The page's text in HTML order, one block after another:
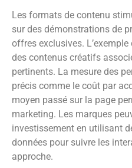
Les formats de contenu
sur des démonstrations de
offres exclusives.
des contenus créatifs
pertinents. La mesure des
précis comme le coût par
moyen passé sur la page
marketing. Les marques
investissement en utilisant
données pour suivre les
approche.